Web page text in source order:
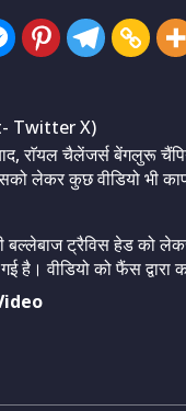
Twitter X)
राॅयल चैलेंजर्स बेंगलुरू
लेकर कुछ वीडियो भी
ट्रैविस हेड को
है। वीडियो को फैंस द्वारा